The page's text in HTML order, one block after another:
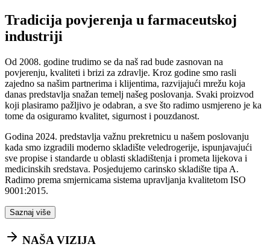
Tradicija povjerenja u farmaceutskoj
industriji
Od 2008. godine trudimo se da naš rad bude zasnovan na
povjerenju, kvaliteti i brizi za zdravlje. Kroz godine smo rasli
zajedno sa našim partnerima i klijentima, razvijajući mrežu koja
danas predstavlja snažan temelj našeg poslovanja. Svaki proizvod
koji plasiramo pažljivo je odabran, a sve što radimo usmjereno je ka
tome da osiguramo kvalitet, sigurnost i pouzdanost.
Godina 2024. predstavlja važnu prekretnicu u našem poslovanju
kada smo izgradili moderno skladište veledrogerije, ispunjavajući
sve propise i standarde u oblasti skladištenja i prometa lijekova i
medicinskih sredstava. Posjedujemo carinsko skladište tipa A.
Radimo prema smjernicama sistema upravljanja kvalitetom ISO
9001:2015.
Saznaj više
NAŠA VIZIJA